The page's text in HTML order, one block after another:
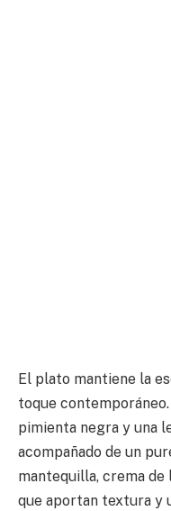
El plato mantiene la
toque
pimienta negra y una
acompañado de un
mantequilla, crema de
que aportan textura y